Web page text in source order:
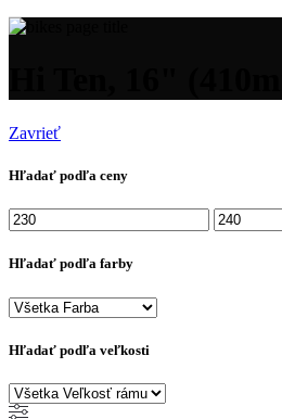
Zavrieť
Hľadať podľa ceny
Minimálna
cena
Maximálna
cena
Hľadať podľa farby
Hľadať podľa veľkosti